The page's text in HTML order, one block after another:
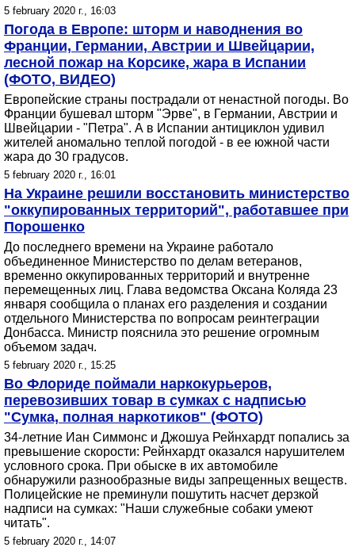
5 february 2020 г., 16:03
Погода в Европе: шторм и наводнения во
Франции, Германии, Австрии и Швейцарии,
лесной пожар на Корсике, жара в Испании
(ФОТО, ВИДЕО)
Европейские страны пострадали от ненастной погоды. Во
Франции бушевал шторм "Эрве", в Германии, Австрии и
Швейцарии - "Петра". А в Испании антициклон удивил
жителей аномально теплой погодой - в ее южной части
жара до 30 градусов.
5 february 2020 г., 16:01
На Украине решили восстановить министерство
"оккупированных территорий", работавшее при
Порошенко
До последнего времени на Украине работало
объединенное Министерство по делам ветеранов,
временно оккупированных территорий и внутренне
перемещенных лиц. Глава ведомства Оксана Коляда 23
января сообщила о планах его разделения и создании
отдельного Министерства по вопросам реинтеграции
Донбасса. Министр пояснила это решение огромным
объемом задач.
5 february 2020 г., 15:25
Во Флориде поймали наркокурьеров,
перевозивших товар в сумках с надписью
"Сумка, полная наркотиков" (ФОТО)
34-летние Иан Симмонс и Джошуа Рейнхардт попались за
превышение скорости: Рейнхардт оказался нарушителем
условного срока. При обыске в их автомобиле
обнаружили разнообразные виды запрещенных веществ.
Полицейские не преминули пошутить насчет дерзкой
надписи на сумках: "Наши служебные собаки умеют
читать".
5 february 2020 г., 14:07